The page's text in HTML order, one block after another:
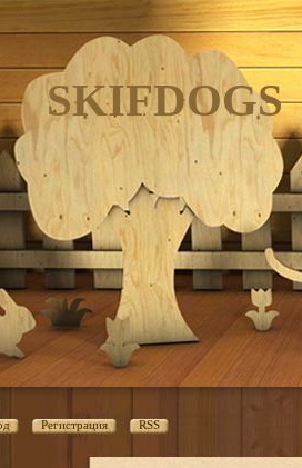
SKIFDOGS
Регистрация RSS